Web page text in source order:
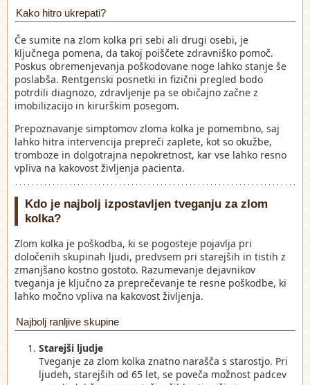
Kako hitro ukrepati?
Če sumite na zlom kolka pri sebi ali drugi osebi, je
ključnega pomena, da takoj poiščete zdravniško pomoč.
Poskus obremenjevanja poškodovane noge lahko stanje še
poslabša. Rentgenski posnetki in fizični pregled bodo
potrdili diagnozo, zdravljenje pa se običajno začne z
imobilizacijo in kirurškim posegom.
Prepoznavanje simptomov zloma kolka je pomembno, saj
lahko hitra intervencija prepreči zaplete, kot so okužbe,
tromboze in dolgotrajna nepokretnost, kar vse lahko resno
vpliva na kakovost življenja pacienta.
Kdo je najbolj izpostavljen tveganju za zlom
kolka?
Zlom kolka je poškodba, ki se pogosteje pojavlja pri
določenih skupinah ljudi, predvsem pri starejših in tistih z
zmanjšano kostno gostoto. Razumevanje dejavnikov
tveganja je ključno za preprečevanje te resne poškodbe, ki
lahko močno vpliva na kakovost življenja.
Najbolj ranljive skupine
Starejši ljudje
Tveganje za zlom kolka znatno narašča s starostjo. Pri
ljudeh, starejših od 65 let, se poveča možnost padcev